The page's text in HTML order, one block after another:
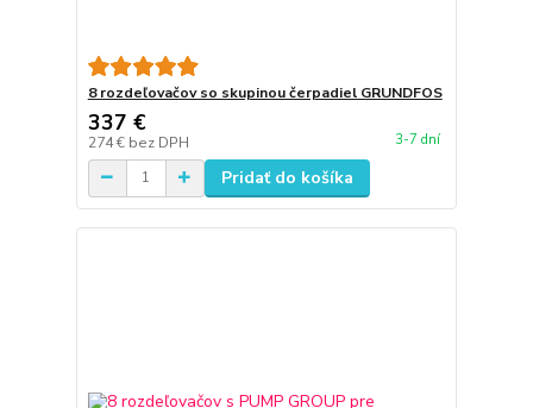
8 rozdeľovačov so skupinou čerpadiel GRUNDFOS
337 €
274 € bez DPH 3-7 dní
Pridať do košíka